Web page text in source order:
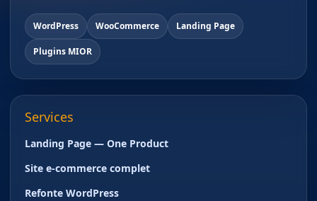
WordPress WooCommerce Landing Page
Plugins MIOR
Services
Landing Page — One Product
Site e-commerce complet
Refonte WordPress